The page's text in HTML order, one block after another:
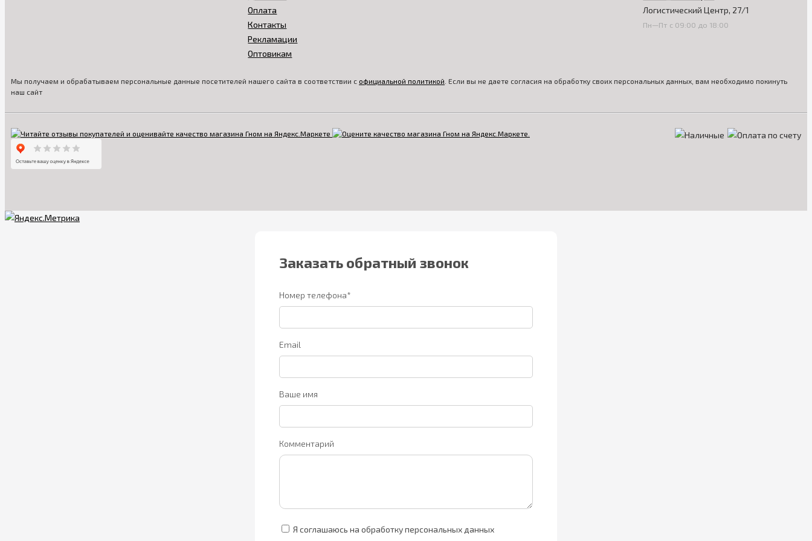
Оплата
Контакты
Рекламации
Оптовикам
Логистический Центр, 27/1
Пн—Пт с 09:00 до 18:00
Мы получаем и обрабатываем персональные данные посетителей нашего сайта в соответствии с официальной политикой . Если вы не даете согласия на обработку своих персональных данных, вам необходимо покинуть
наш сайт
Заказать обратный звонок
Номер телефона*
Email
Ваше имя
Комментарий
Я соглашаюсь на обработку персональных данных